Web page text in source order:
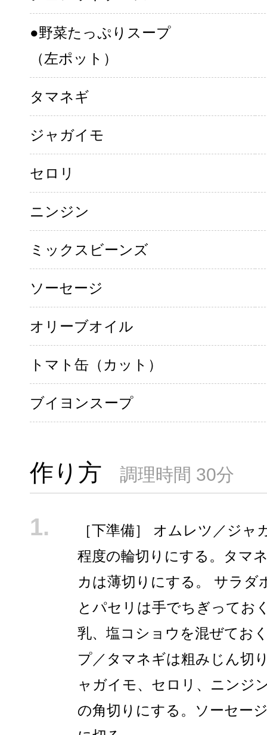
●野菜たっぷりスープ
（左ポット）
タマネギ
ジャガイモ
セロリ
ニンジン
ミックスビーンズ
ソーセージ
オリーブオイル
トマト缶（カット）
ブイヨンスープ
作り方 調理時間 30分
［下準備］ オムレツ／ジャ
程度の輪切りにする。タマ
カは薄切りにする。 サラダ
とパセリは手でちぎってお
乳、塩コショウを混ぜてお
プ／タマネギは粗みじん切
ャガイモ、セロリ、ニンジ
の角切りにする。ソーセー